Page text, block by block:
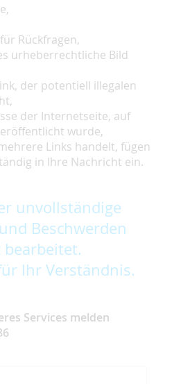
Rückfragen,
urheberrechtliche Bild
der potentiell illegalen
der Internetseite, auf
wurde,
Links handelt, fügen
in Ihre Nachricht ein.
unvollständige
Beschwerden
Ihr Verständnis.
Services melden